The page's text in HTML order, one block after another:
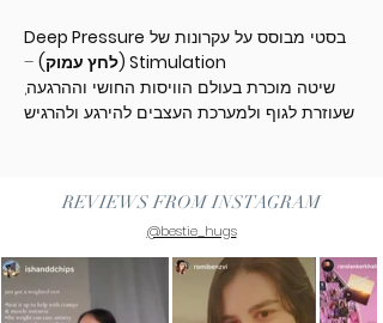
בסטי מבוסס על עקרונות של Deep Pressure
Stimulation (לחץ עמוק)
–
שיטה מוכרת בעולם הוויסות החושי וההרגעה,
שעוזרת לגוף ולמערכת העצבים להירגע ולהרגיש
כחות בגוף.
🌿 ההשפעות הטיפוליות של Bestie
Bestie נועד לתמוך בך ברגעים שבהם הגוף
והלב צריכים חיבוק:
REVIEWS FROM INSTAGRAM
@bestie_hugs